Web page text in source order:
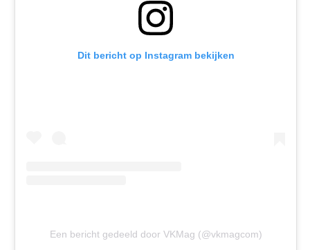
Dit bericht op Instagram bekijken
Een bericht gedeeld door VKMag (@vkmagcom)